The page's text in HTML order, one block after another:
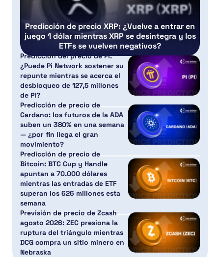
Predicción de precio XRP: ¿Vuelve a entrar en
juego 1 dólar mientras XRP se desintegra y los
ETFs se vuelven negativos?
Predicción del precio de PI:
¿Puede Pi Network sostener su
repunte mientras se acerca el
desbloqueo de 127,5 millones
de PI?
Predicción de precio de
Cardano: los futuros de la ADA
suben un 380% en una semana
— ¿por fin llega el gran
movimiento?
Predicción de precio de
Bitcoin: BTC Cup y Handle
apuntan a 70.000 dólares
mientras las entradas de ETF
superan los 626 millones esta
semana
Previsión de precio de Zcash
agosto 2026: ZEC presiona la
ruptura del triángulo mientras
DCG compra un sitio minero en
Nebraska